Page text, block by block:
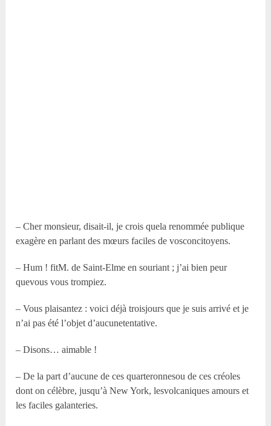
– Cher monsieur, disait-il, je crois quela renommée publique
exagère en parlant des mœurs faciles de vosconcitoyens.
– Hum ! fitM. de Saint-Elme en souriant ; j’ai bien peur
quevous vous trompiez.
– Vous plaisantez : voici déjà troisjours que je suis arrivé et je
n’ai pas été l’objet d’aucunetentative.
– Disons… aimable !
– De la part d’aucune de ces quarteronnesou de ces créoles
dont on célèbre, jusqu’à New York, lesvolcaniques amours et
les faciles galanteries.